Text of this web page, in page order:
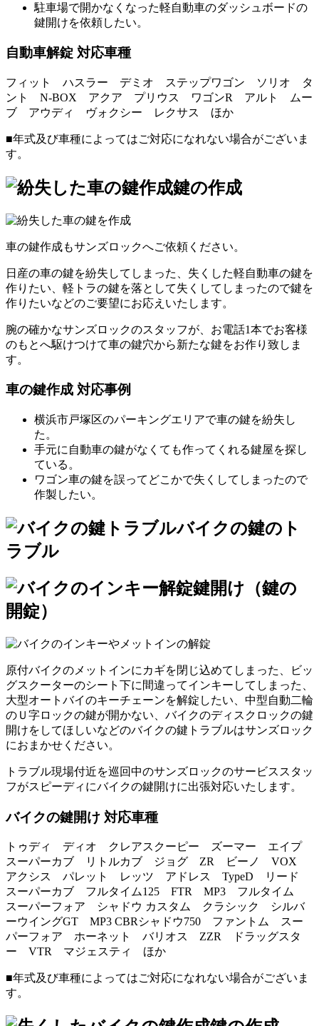
駐車場で開かなくなった軽自動車のダッシュボードの
鍵開けを依頼したい。
自動車解錠 対応車種
フィット ハスラー デミオ ステップワゴン ソリオ タ
ント N-BOX アクア プリウス ワゴンR アルト ムー
ブ アウディ ヴォクシー レクサス ほか
■年式及び車種によってはご対応になれない場合がございま
す。
鍵の作成
車の鍵作成もサンズロックへご依頼ください。
日産の車の鍵を紛失してしまった、失くした軽自動車の鍵を
作りたい、軽トラの鍵を落として失くしてしまったので鍵を
作りたいなどのご要望にお応えいたします。
腕の確かなサンズロックのスタッフが、お電話1本でお客様
のもとへ駆けつけて車の鍵穴から新たな鍵をお作り致しま
す。
車の鍵作成 対応事例
横浜市戸塚区のパーキングエリアで車の鍵を紛失し
た。
手元に自動車の鍵がなくても作ってくれる鍵屋を探し
ている。
ワゴン車の鍵を誤ってどこかで失くしてしまったので
作製したい。
バイクの鍵のト
ラブル
鍵開け（鍵の
開錠）
原付バイクのメットインにカギを閉じ込めてしまった、ビッ
グスクーターのシート下に間違ってインキーしてしまった、
大型オートバイのキーチェーンを解錠したい、中型自動二輪
のＵ字ロックの鍵が開かない、バイクのディスクロックの鍵
開けをしてほしいなどのバイクの鍵トラブルはサンズロック
におまかせください。
トラブル現場付近を巡回中のサンズロックのサービススタッ
フがスピーディにバイクの鍵開けに出張対応いたします。
バイクの鍵開け 対応車種
トゥディ ディオ クレアスクーピー ズーマー エイプ
スーパーカブ リトルカブ ジョグ ZR ビーノ VOX
アクシス パレット レッツ アドレス TypeD リード
スーパーカブ フルタイム125 FTR MP3 フルタイム
スーパーフォア シャドウ カスタム クラシック シルバ
ーウイングGT MP3 CBRシャドウ750 ファントム スー
パーフォア ホーネット バリオス ZZR ドラッグスタ
ー VTR マジェスティ ほか
■年式及び車種によってはご対応になれない場合がございま
す。